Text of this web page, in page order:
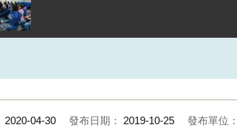
2020-04-30 發布日期： 2019-10-25 發布單位：